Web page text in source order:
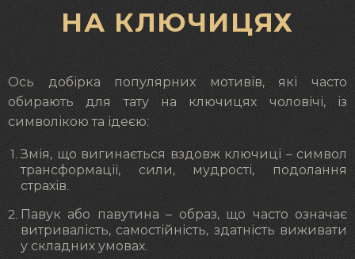
НА КЛЮЧИЦЯХ
Ось добірка популярних мотивів, які часто
обирають для тату на ключицях чоловічі, із
символікою та ідеєю:
Змія, що вигинається вздовж ключиці – символ
трансформації, сили, мудрості, подолання
страхів.
Павук або павутина – образ, що часто означає
витривалість, самостійність, здатність виживати
у складних умовах.